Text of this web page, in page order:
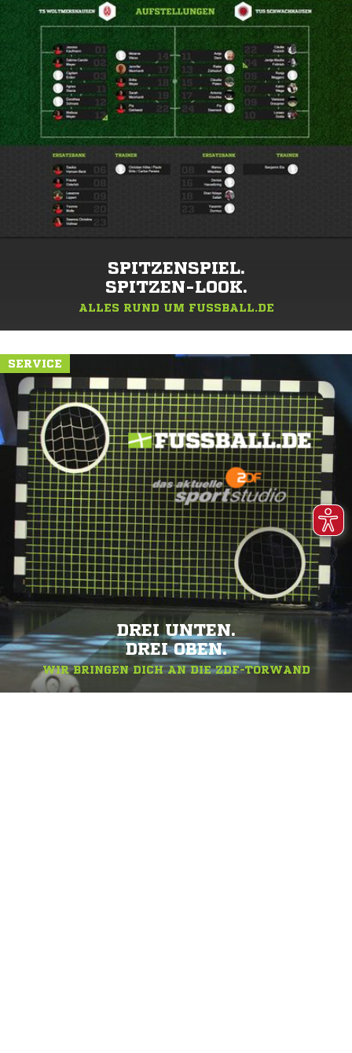
SPITZENSPIEL.
SPITZEN-LOOK.
ALLES RUND UM FUSSBALL.DE
SERVICE
DREI UNTEN.
DREI OBEN.
WIR BRINGEN DICH AN DIE ZDF-TORWAND